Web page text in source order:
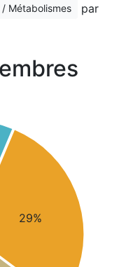
Métabolismes
par
29%